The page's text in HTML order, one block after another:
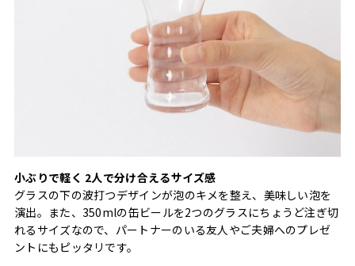
小ぶりで軽く 2人で分け合えるサイズ感
グラスの下の波打つデザインが泡のキメを整え、美味しい泡を
演出。また、350mlの缶ビールを2つのグラスにちょうど注ぎ切
れるサイズなので、パートナーのいる友人やご夫婦へのプレゼ
ントにもピッタリです。